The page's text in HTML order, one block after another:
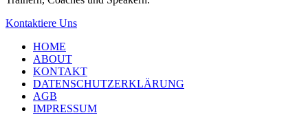
Kontaktiere Uns
HOME
ABOUT
KONTAKT
DATENSCHUTZERKLÄRUNG
AGB
IMPRESSUM